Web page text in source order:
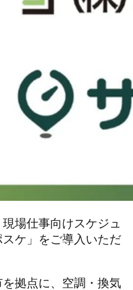
現場仕事向けスケジュ
ケ」をご導入いただ
拠点に、空調・換気